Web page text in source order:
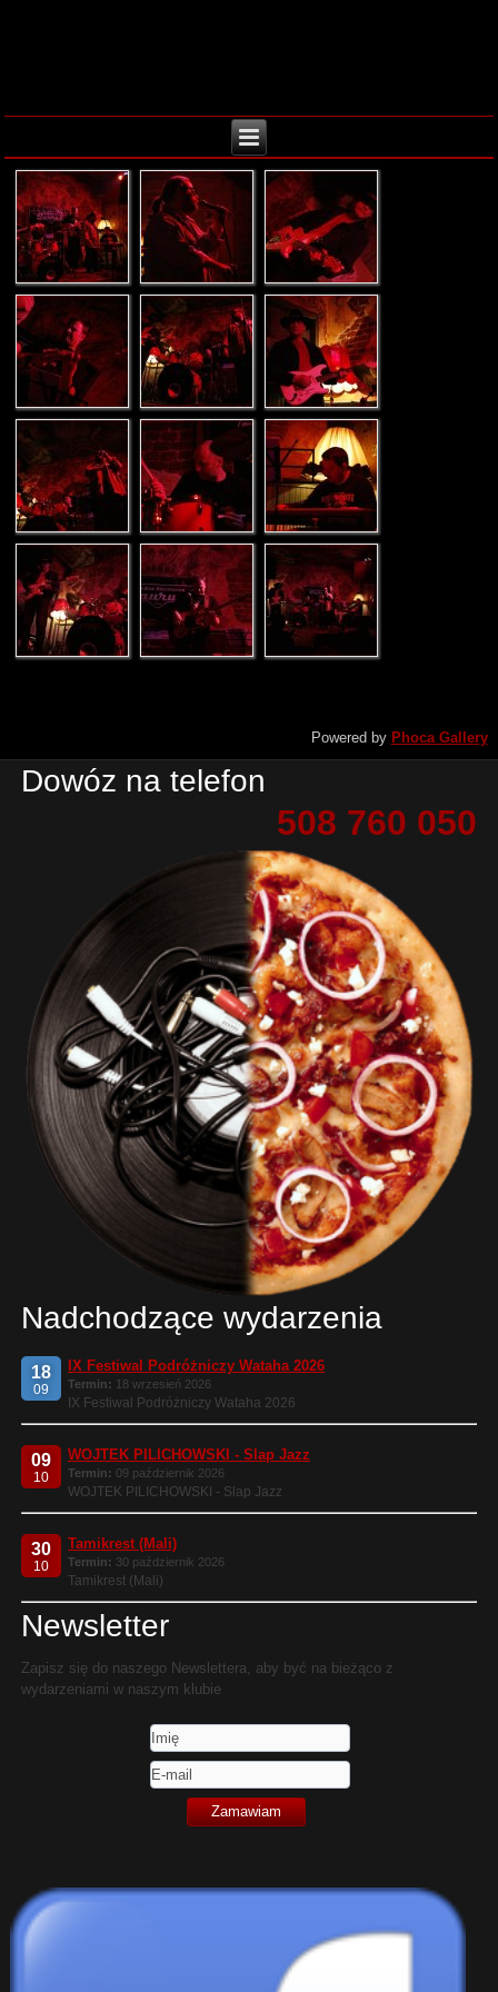
Powered by Phoca Gallery
Dowóz na telefon
508 760 050
Nadchodzące wydarzenia
18
09
IX Festiwal Podróżniczy Wataha 2026
Termin: 18 wrzesień 2026
IX Festiwal Podróżniczy Wataha 2026
09
10
WOJTEK PILICHOWSKI - Slap Jazz
Termin: 09 październik 2026
WOJTEK PILICHOWSKI - Slap Jazz
30
10
Tamikrest (Mali)
Termin: 30 październik 2026
Tamikrest (Mali)
Newsletter
Zapisz się do naszego Newslettera, aby być na bieżąco z
wydarzeniami w naszym klubie